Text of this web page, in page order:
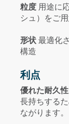
粒度 用途に
シュ）をご
形状最適化
構造
利点
優れた耐久性
長持ちする
ながります。